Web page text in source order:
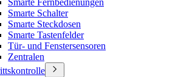
Smarte Fernbedienungen
Smarte Schalter
Smarte Steckdosen
Smarte Tastenfelder
Tür- und Fenstersensoren
Zentralen